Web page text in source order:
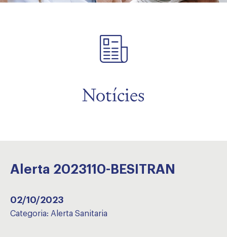
Notícies
Alerta 2023110-BESITRAN
02/10/2023
Categoria: Alerta Sanitaria